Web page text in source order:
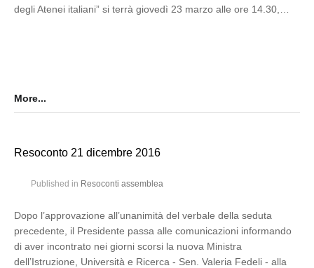
degli Atenei italiani” si terrà giovedì 23 marzo alle ore 14.30,…
More...
Resoconto 21 dicembre 2016
Published in Resoconti assemblea
Dopo l’approvazione all’unanimità del verbale della seduta
precedente, il Presidente passa alle comunicazioni informando
di aver incontrato nei giorni scorsi la nuova Ministra
dell’Istruzione, Università e Ricerca - Sen. Valeria Fedeli - alla